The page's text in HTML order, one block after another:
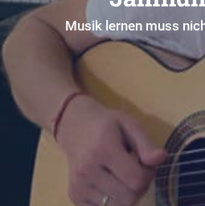
Musik lernen muss